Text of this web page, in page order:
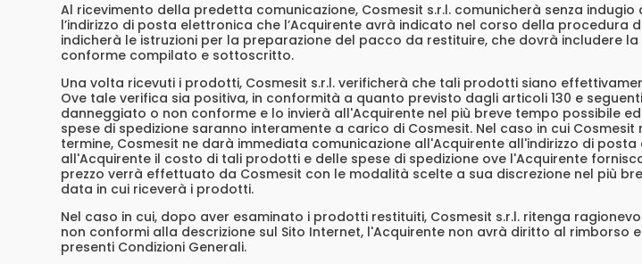
Al ricevimento della predetta comunicazione, Cosmesit s.r.l. comunicherà senza
l’indirizzo di posta elettronica che l’Acquirente avrà indicato nel corso della procedura
indicherà le istruzioni per la preparazione del pacco da restituire, che dovrà includere
conforme compilato e sottoscritto.
Una volta ricevuti i prodotti, Cosmesit s.r.l. verificherà che tali prodotti siano
Ove tale verifica sia positiva, in conformità a quanto previsto dagli articoli 130 e
danneggiato o non conforme e lo invierà all'Acquirente nel più breve tempo possibile
spese di spedizione saranno interamente a carico di Cosmesit. Nel caso in cui
termine, Cosmesit ne darà immediata comunicazione all'Acquirente all'indirizzo di
all'Acquirente il costo di tali prodotti e delle spese di spedizione ove l'Acquirente
prezzo verrà effettuato da Cosmesit con le modalità scelte a sua discrezione nel più
data in cui riceverà i prodotti.
Nel caso in cui, dopo aver esaminato i prodotti restituiti, Cosmesit s.r.l. ritenga
non conformi alla descrizione sul Sito Internet, l'Acquirente non avrà diritto al
presenti Condizioni Generali.